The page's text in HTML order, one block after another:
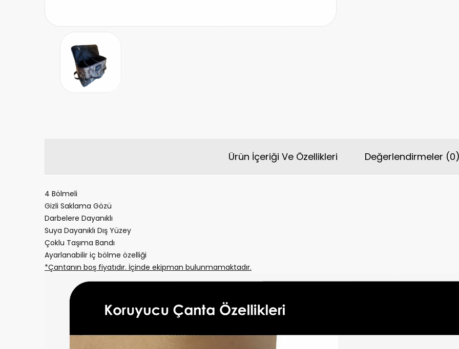
Ürün İçeriği Ve Özellikleri Değerlendirmeler
4 Bölmeli
Gizli Saklama Gözü
Darbelere Dayanıklı
Suya Dayanıklı Dış Yüzey
Çoklu Taşıma Bandı
Ayarlanabilir iç bölme özelliği
*Çantanın boş fiyatıdır. İçinde ekipman bulunmamaktadır.